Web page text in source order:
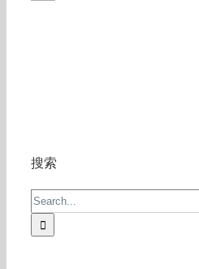
搜索
Search
for: